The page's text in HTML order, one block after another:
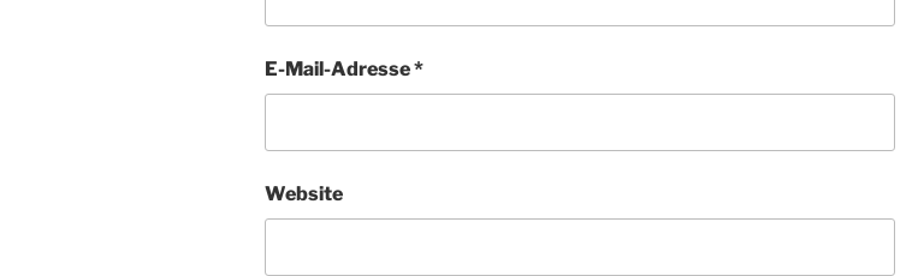
E-Mail-Adresse*
Website